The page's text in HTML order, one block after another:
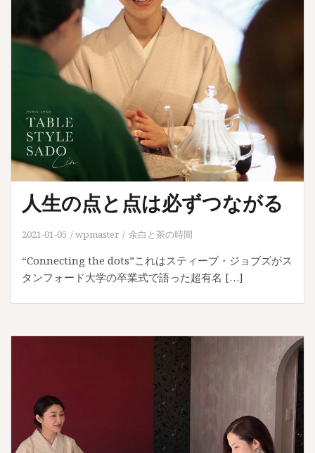
人生の点と点は必ずつながる
2021-01-05 wpmaster 余白と茶の時間
“Connecting the dots”これはスティーブ・ジョブズがス
タンフォード大学の卒業式で語った超有名 […]